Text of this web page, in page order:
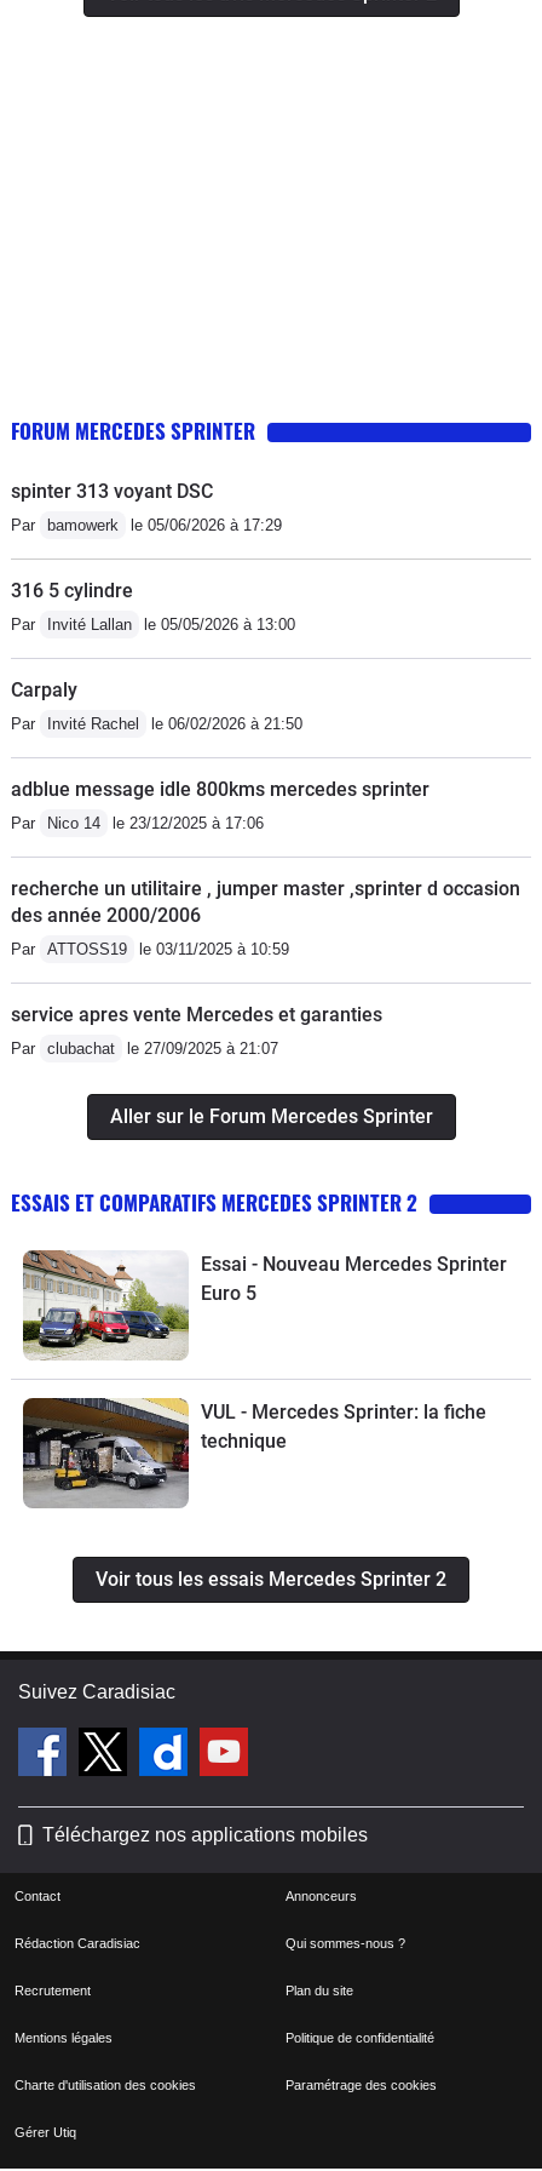
FORUM MERCEDES SPRINTER
spinter 313 voyant DSC
Par bamowerk le 05/06/2026 à 17:29
316 5 cylindre
Par Invité Lallan le 05/05/2026 à 13:00
Carpaly
Par Invité Rachel le 06/02/2026 à 21:50
adblue message idle 800kms mercedes sprinter
Par Nico 14 le 23/12/2025 à 17:06
recherche un utilitaire , jumper master ,sprinter d occasion
des année 2000/2006
Par ATTOSS19 le 03/11/2025 à 10:59
service apres vente Mercedes et garanties
Par clubachat le 27/09/2025 à 21:07
Aller sur le Forum Mercedes Sprinter
ESSAIS ET COMPARATIFS MERCEDES SPRINTER 2
Essai - Nouveau Mercedes Sprinter
Euro 5
VUL - Mercedes Sprinter: la fiche
technique
Voir tous les essais Mercedes Sprinter 2
Suivez Caradisiac
Téléchargez nos applications mobiles
Contact Annonceurs
Rédaction Caradisiac Qui sommes-nous ?
Recrutement Plan du site
Mentions légales Politique de confidentialité
Charte d'utilisation des cookies Paramétrage des cookies
Gérer Utiq